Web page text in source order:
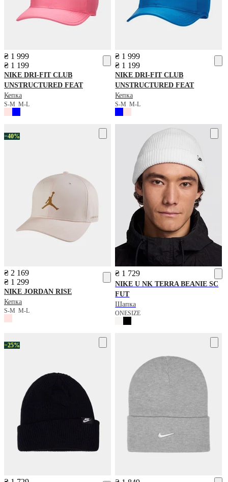
₴ 1 999
₴ 1 199
NIKE DRI-FIT CLUB
UNSTRUCTURED FEAT
Кепка
S-M M-L
₴ 1 999
₴ 1 199
NIKE DRI-FIT CLUB
UNSTRUCTURED FEAT
Кепка
S-MM-L
−40%
₴ 2 169
₴ 1 299
NIKE JORDAN RISE
Кепка
S-M M-L
₴ 1 729
NIKE U NK TERRA BEANIE SC
FUT
Шапка
ONESIZE
−25%